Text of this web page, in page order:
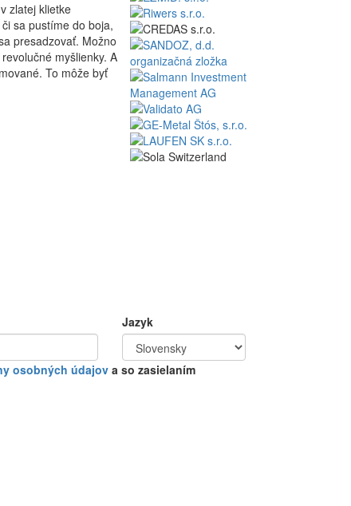
zlatej klietke
sa pustíme do boja,
presadzovať. Možno
myšlienky. A
To môže byť
Jazyk
osobných údajov a so zasielaním